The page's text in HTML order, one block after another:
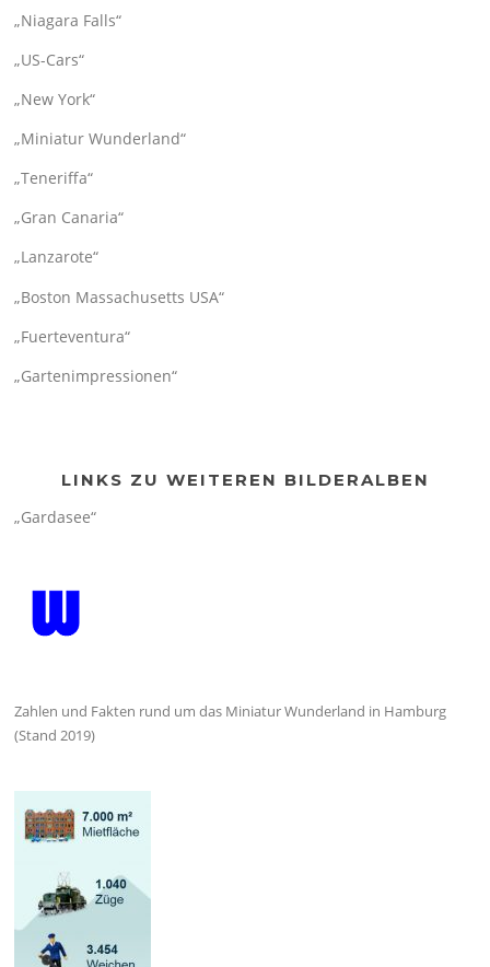
„Niagara Falls“
„US-Cars“
„New York“
„Miniatur Wunderland“
„Teneriffa“
„Gran Canaria“
„Lanzarote“
„Boston Massachusetts USA“
„Fuerteventura“
„Gartenimpressionen“
LINKS ZU WEITEREN BILDERALBEN
„Gardasee“
Zahlen und Fakten rund um das Miniatur Wunderland in Hamburg
(Stand 2019)